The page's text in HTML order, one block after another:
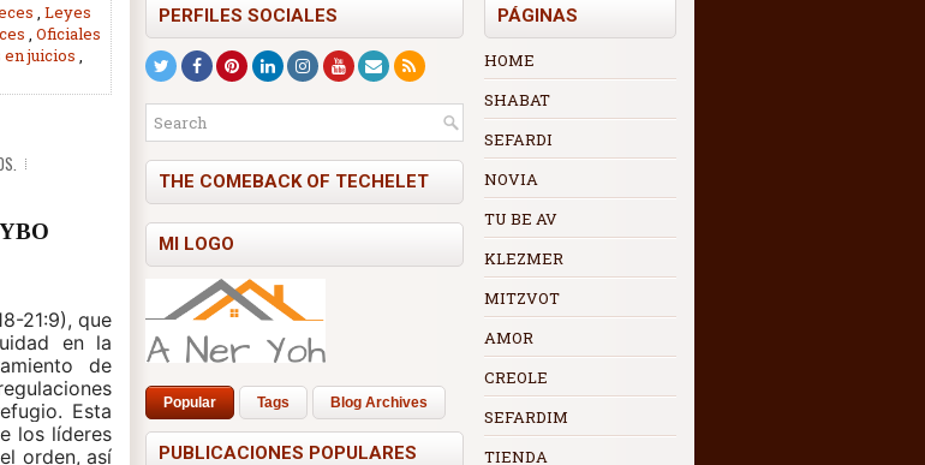
, Leyes
, Oficiales
juicios ,
21:9), que
en la
de
Esta
los líderes
orden, así
PERFILES SOCIALES
THE COMEBACK OF TECHELET
MI LOGO
Popular Tags Blog Archives
PUBLICACIONES POPULARES
PÁGINAS
HOME
SHABAT
SEFARDI
NOVIA
TU BE AV
KLEZMER
MITZVOT
AMOR
CREOLE
SEFARDIM
TIENDA